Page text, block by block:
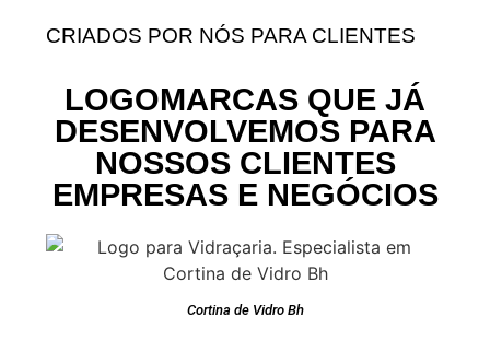
CRIADOS POR NÓS PARA CLIENTES
LOGOMARCAS QUE JÁ
DESENVOLVEMOS PARA
NOSSOS CLIENTES
EMPRESAS E NEGÓCIOS
Cortina de Vidro Bh